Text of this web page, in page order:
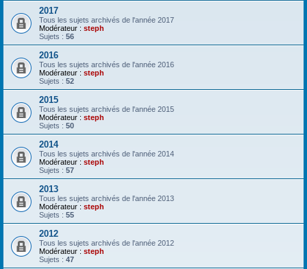
2017
Tous les sujets archivés de l'année 2017
Modérateur : steph
Sujets : 56
2016
Tous les sujets archivés de l'année 2016
Modérateur : steph
Sujets : 52
2015
Tous les sujets archivés de l'année 2015
Modérateur : steph
Sujets : 50
2014
Tous les sujets archivés de l'année 2014
Modérateur : steph
Sujets : 57
2013
Tous les sujets archivés de l'année 2013
Modérateur : steph
Sujets : 55
2012
Tous les sujets archivés de l'année 2012
Modérateur : steph
Sujets : 47